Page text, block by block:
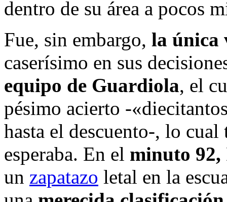
dentro de su área a pocos
Fue, sin embargo, la única
caserísimo en sus
equipo de Guardiola, el
pésimo acierto -
hasta el descuento-, lo
esperaba. En el minuto 92,
un zapatazo letal en la